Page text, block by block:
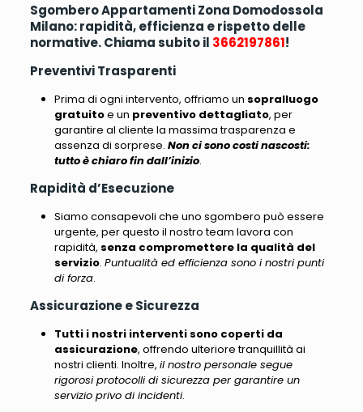
Sgombero Appartamenti Zona Domodossola
Milano: rapidità, efficienza e rispetto delle
normative. Chiama subito il 3662197861!
Preventivi Trasparenti
Prima di ogni intervento, offriamo un sopralluogo
gratuitoe un preventivo dettagliato, per
garantire al cliente la massima trasparenza e
assenza di sorprese. Non ci sono costi nascosti:
tutto è chiaro fin dall’inizio.
Rapidità d’Esecuzione
Siamo consapevoli che uno sgombero può essere
urgente, per questo il nostro team lavora con
rapidità, senza compromettere la qualità del
servizio. Puntualità ed efficienza sono i nostri punti
di forza.
Assicurazione e Sicurezza
Tutti i nostri interventi sono coperti da
assicurazione, offrendo ulteriore tranquillità ai
nostri clienti. Inoltre, il nostro personale segue
rigorosi protocolli di sicurezza per garantire un
servizio privo di incidenti.